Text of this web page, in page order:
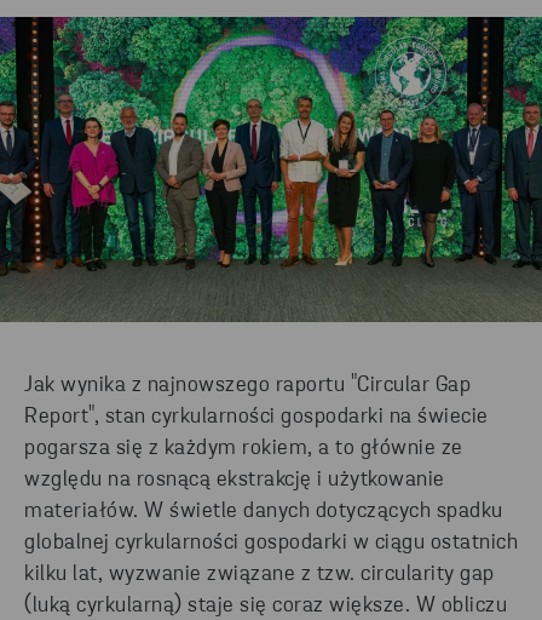
Jak wynika z najnowszego raportu "Circular Gap
Report", stan cyrkularności gospodarki na świecie
pogarsza się z każdym rokiem, a to głównie ze
względu na rosnącą ekstrakcję i użytkowanie
materiałów. W świetle danych dotyczących spadku
globalnej cyrkularności gospodarki w ciągu ostatnich
kilku lat, wyzwanie związane z tzw. circularity gap
(luką cyrkularną) staje się coraz większe. W obliczu